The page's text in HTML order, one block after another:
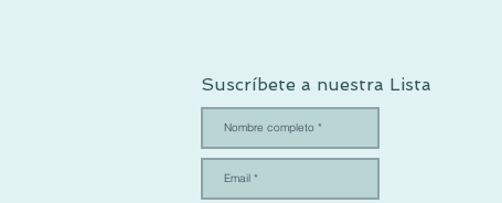
Suscríbete a nuestra Lista